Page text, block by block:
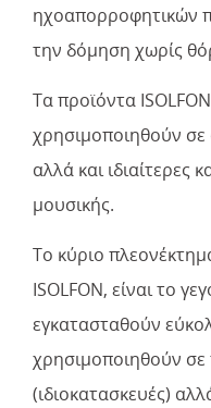
ηχοαπορροφητικών
την δόμηση χωρίς
Τα προϊόντα
χρησιμοποιηθούν σε
αλλά και ιδιαίτερες
μουσικής.
Το κύριο
ISOLFON, είναι το
εγκατασταθούν
χρησιμοποιηθούν
(ιδιοκατασκευές)